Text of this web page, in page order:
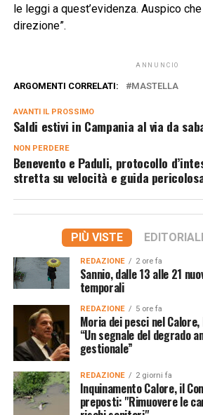
le leggi a quest’evidenza. Auspico
direzione”.
ANNUNCIO
ARGOMENTI CORRELATI: MASTELLA
AVANTI IL ​​PROSSIMO
Saldi estivi in Campania al via da
NON PERDERE
Benevento e Paduli, protocollo
stretta su velocità e guida
PIÙ VISTE
REDAZIONE 2 ore fa
Sannio, dalle 13 alle 21
temporali
REDAZIONE 5 ore fa
Moria dei pesci nel
“Un segnale del degrado
gestionale”
REDAZIONE 2 giorni fa
Inquinamento Calore, il
preposti: "Rimuovere le